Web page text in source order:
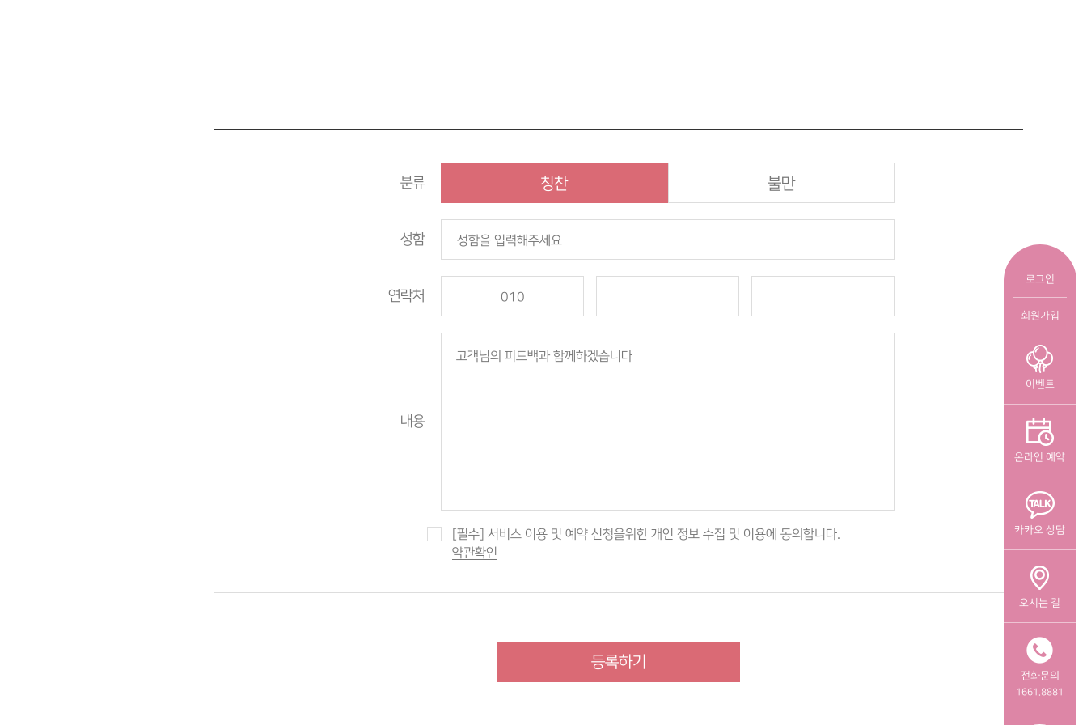
분류 칭찬 불만
성함
연락처
내용
[필수] 서비스 이용 및 예약 신청을위한 개인 정보 수집 및 이용에 동의합니다.
약관확인
로그인
회원가입
이벤트
온라인 예약
카카오 상담
오시는 길
전화문의
1661.8881